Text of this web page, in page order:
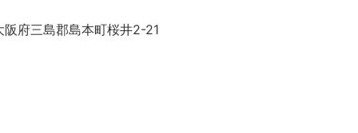
阪府三島郡島本町桜井2-21